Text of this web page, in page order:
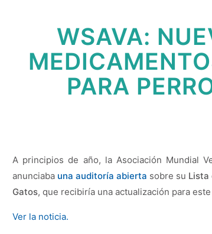
WSAVA:
PARA
A principios de año, la Asociación Mundial
anunciaba una auditoría abierta sobre su Lista
Gatos, que recibiría una actualización para este
Ver la noticia.